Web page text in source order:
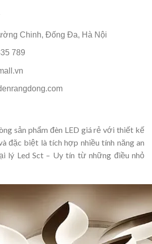
Chinh, Đống Đa, Hà Nội
789
sản phẩm đèn LED giá rẻ với thiết kế
đặc biệt là tích hợp nhiều tính năng an
lý Led Sct – Uy tín từ những điều nhỏ